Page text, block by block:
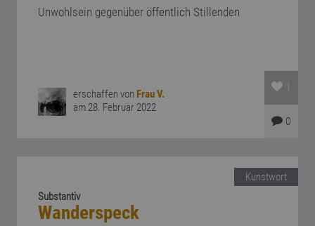
Unwohlsein gegenüber öffentlich Stillenden
erschaffen von Frau V.
am 28. Februar 2022
1
0
Kunstwort
Substantiv
Wanderspeck